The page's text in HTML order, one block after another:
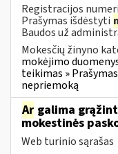
Registracijos
Prašymas išdėstyti
Baudos už
Mokesčių žinyno
mokėjimo
teikimas »
nepriemoką
Ar galima
mokestinės
Web turinio sąrašas